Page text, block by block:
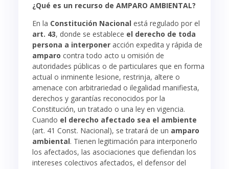
¿Qué es un recurso de AMPARO AMBIENTAL?
En la Constitución Nacional está regulado por el
art. 43, donde se establece el derecho de toda
persona a interponer acción expedita y rápida de
amparo contra todo acto u omisión de
autoridades públicas o de particulares que en forma
actual o inminente lesione, restrinja, altere o
amenace con arbitrariedad o ilegalidad manifiesta,
derechos y garantías reconocidos por la
Constitución, un tratado o una ley en vigencia.
Cuando el derecho afectado sea el ambiente
(art. 41 Const. Nacional), se tratará de un amparo
ambiental. Tienen legitimación para interponerlo
los afectados, las asociaciones que defiendan los
intereses colectivos afectados, el defensor del